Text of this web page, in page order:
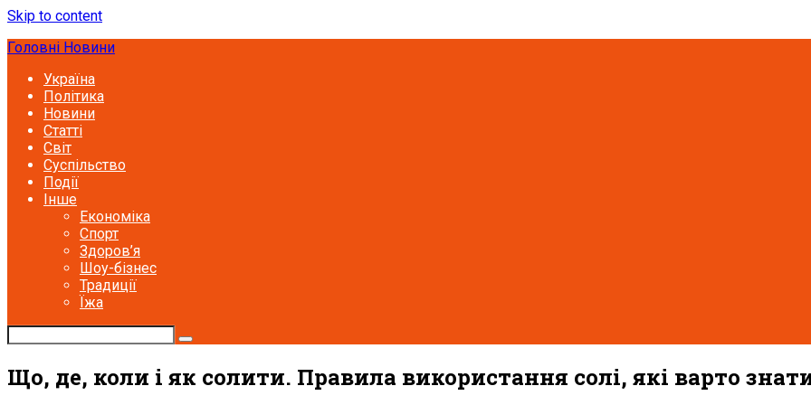
Skip to content
Головні Новини
Україна
Політика
Новини
Статті
Світ
Суспільство
Події
Інше
Економіка
Спорт
Здоров’я
Шоу-бізнес
Традиції
Їжа
Що, де, коли і як солити. Правила використання солі, які варто